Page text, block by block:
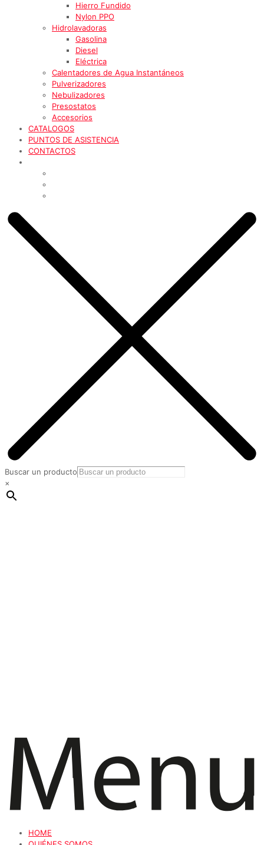
Hierro Fundido
Nylon PPO
Hidrolavadoras
Gasolina
Diesel
Eléctrica
Calentadores de Agua Instantáneos
Pulverizadores
Nebulizadores
Presostatos
Accesorios
CATALOGOS
PUNTOS DE ASISTENCIA
CONTACTOS
Buscar un producto
×
HOME